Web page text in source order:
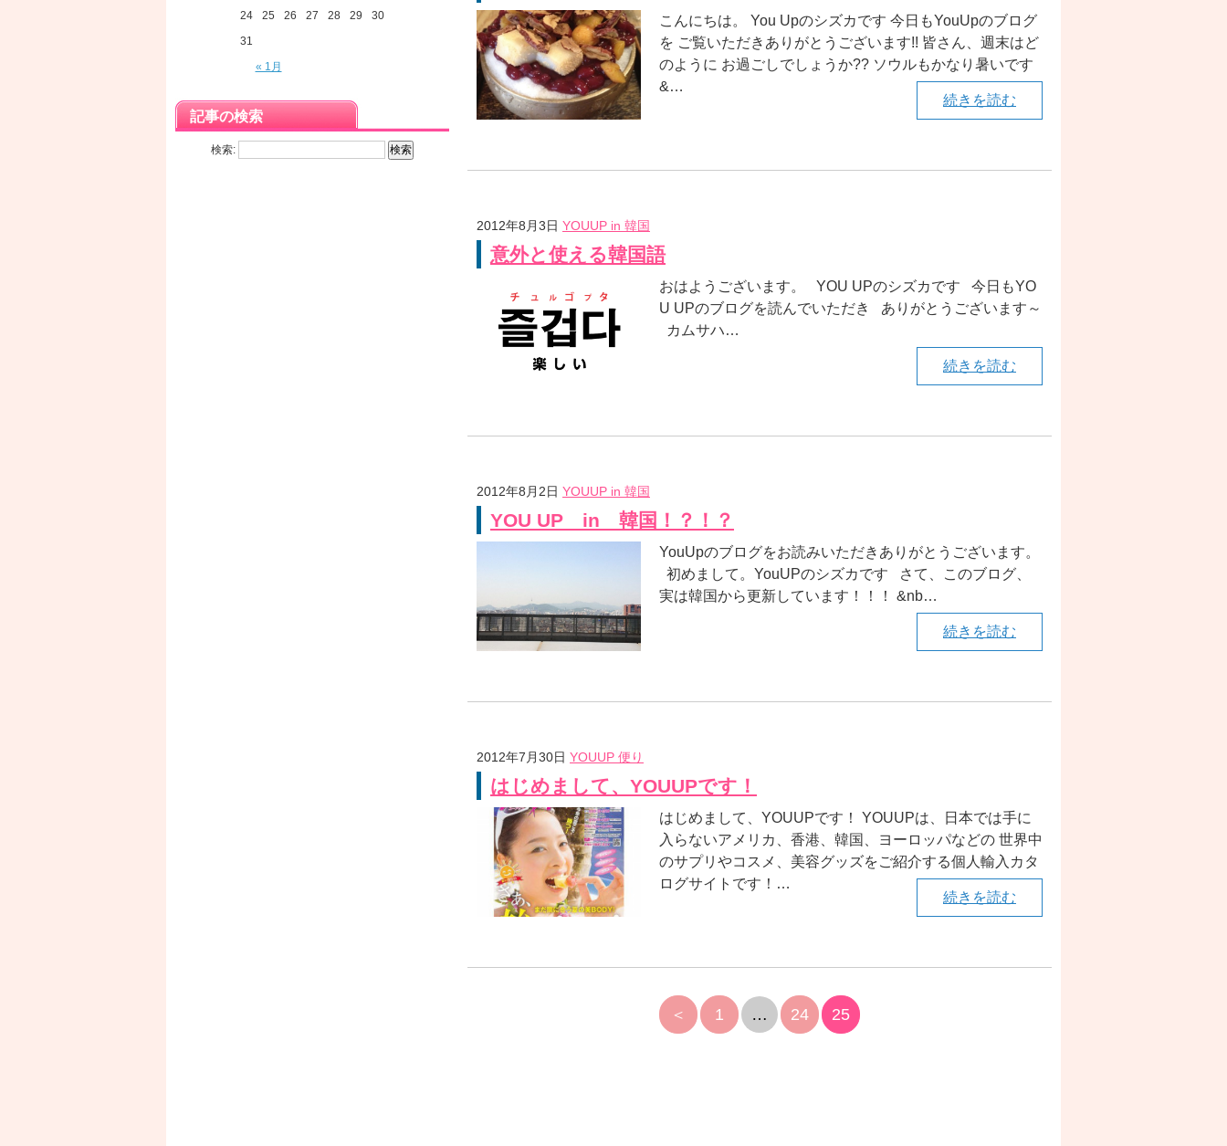
« 1月
24
25 26 27 28 29
30
31
記事の検索
検索:
こんにちは。 You Upのシズカです 今日もYouUpのブログ
を ご覧いただきありがとうございます!! 皆さん、週末はど
のように お過ごしでしょうか?? ソウルもかなり暑いです
&…
続きを読む
2012年8月3日 YOUUP in 韓国
意外と使える韓国語
おはようございます。 YOU UPのシズカです 今日もYO
U UPのブログを読んでいただき ありがとうございます～
カムサハ…
続きを読む
2012年8月2日 YOUUP in 韓国
YOU UP in 韓国！？！？
YouUpのブログをお読みいただきありがとうございます。
初めまして。YouUPのシズカです さて、このブログ、
実は韓国から更新しています！！！ &nb…
続きを読む
2012年7月30日 YOUUP 便り
はじめまして、YOUUPです！
はじめまして、YOUUPです！ YOUUPは、日本では手に
入らないアメリカ、香港、韓国、ヨーロッパなどの 世界中
のサプリやコスメ、美容グッズをご紹介する個人輸入カタ
ログサイトです！…
続きを読む
＜ 1 … 24 25